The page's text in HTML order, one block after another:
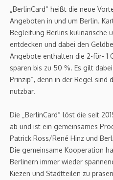
„BerlinCard“ heißt die neue
Angeboten in und um Berlin.
Begleitung Berlins kulinarische
entdecken und dabei den
Angebote enthalten die 2-für- 1
sparen bis zu 50 %. Es gilt
Prinzip“, denn in der Regel
nutzbar.
Die „BerlinCard“ löst die seit
ab und ist ein gemeinsames
Patrick Ross/René Hinz und
Die gemeinsame Kooperation
Berlinern immer wieder
Kiezen und Stadtteilen zu